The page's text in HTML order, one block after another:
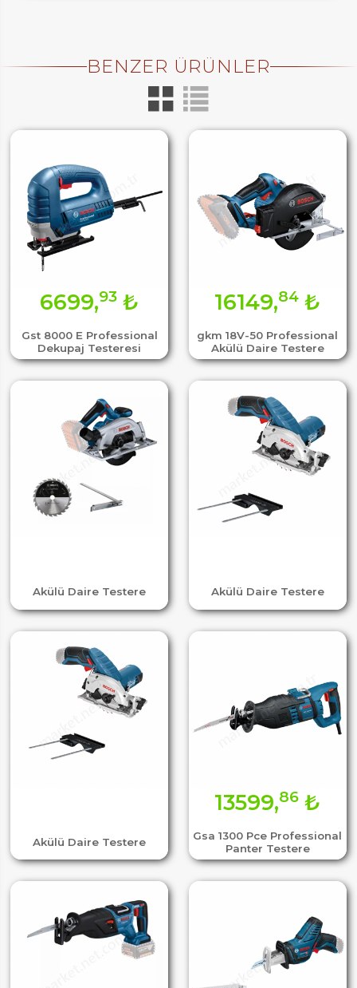
BENZER ÜRÜNLER
Gst 8000 E Professional
Dekupaj Testeresi
6699,93 ₺
gkm 18V-50 Professional
Akülü Daire Testere
16149,84 ₺
Akülü Daire Testere Akülü Daire Testere
Akülü Daire Testere
Gsa 1300 Pce Professional
Panter Testere
13599,86 ₺